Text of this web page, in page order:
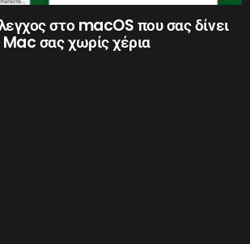
στο macOS που σας δίνει
σας χωρίς χέρια